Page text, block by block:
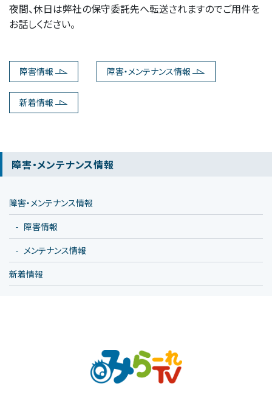
夜間、休日は弊社の保守委託先へ転送されますのでご用件を
お話しください。
障害情報 障害・メンテナンス情報
新着情報
障害・メンテナンス情報
障害・メンテナンス情報
障害情報
メンテナンス情報
新着情報